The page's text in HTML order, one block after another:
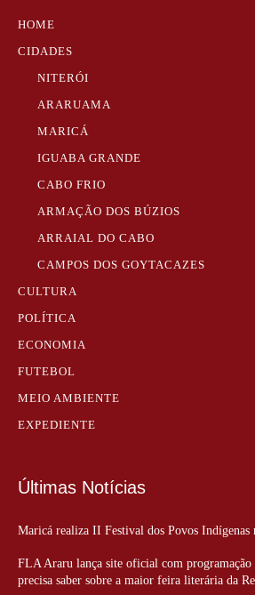
HOME
CIDADES
NITERÓI
ARARUAMA
MARICÁ
IGUABA GRANDE
CABO FRIO
ARMAÇÃO DOS BÚZIOS
ARRAIAL DO CABO
CAMPOS DOS GOYTACAZES
CULTURA
POLÍTICA
ECONOMIA
FUTEBOL
MEIO AMBIENTE
EXPEDIENTE
Últimas Notícias
Maricá realiza II Festival dos Povos Indígenas
FLA Araru lança site oficial com
precisa saber sobre a maior feira literária da